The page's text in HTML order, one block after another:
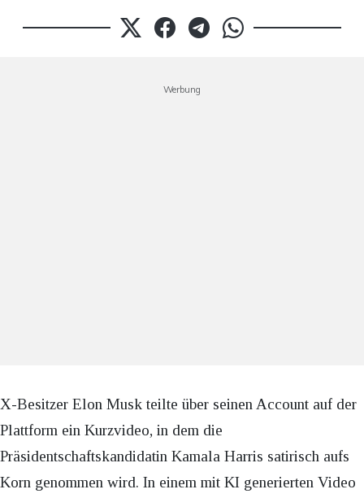
Werbung
X-Besitzer Elon Musk teilte über seinen Account auf der
Plattform ein Kurzvideo, in dem die
Präsidentschaftskandidatin Kamala Harris satirisch aufs
Korn genommen wird. In einem mit KI generierten Video